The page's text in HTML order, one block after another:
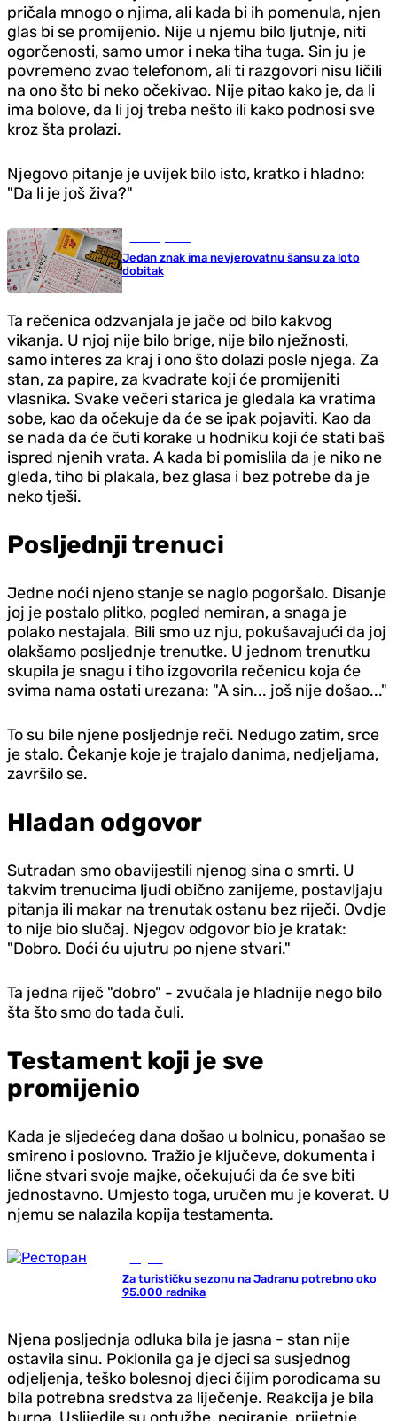
pričala mnogo o njima, ali kada bi ih pomenula, njen
glas bi se promijenio. Nije u njemu bilo ljutnje, niti
ogorčenosti, samo umor i neka tiha tuga. Sin ju je
povremeno zvao telefonom, ali ti razgovori nisu ličili
na ono što bi neko očekivao. Nije pitao kako je, da li
ima bolove, da li joj treba nešto ili kako podnosi sve
kroz šta prolazi.
Njegovo pitanje je uvijek bilo isto, kratko i hladno:
"Da li je još živa?"
Jedan znak ima nevjerovatnu šansu za loto
dobitak
Ta rečenica odzvanjala je jače od bilo kakvog
vikanja. U njoj nije bilo brige, nije bilo nježnosti,
samo interes za kraj i ono što dolazi posle njega. Za
stan, za papire, za kvadrate koji će promijeniti
vlasnika. Svake večeri starica je gledala ka vratima
sobe, kao da očekuje da će se ipak pojaviti. Kao da
se nada da će čuti korake u hodniku koji će stati baš
ispred njenih vrata. A kada bi pomislila da je niko ne
gleda, tiho bi plakala, bez glasa i bez potrebe da je
neko tješi.
Posljednji trenuci
Jedne noći njeno stanje se naglo pogoršalo. Disanje
joj je postalo plitko, pogled nemiran, a snaga je
polako nestajala. Bili smo uz nju, pokušavajući da joj
olakšamo posljednje trenutke. U jednom trenutku
skupila je snagu i tiho izgovorila rečenicu koja će
svima nama ostati urezana: "A sin... još nije došao..."
To su bile njene posljednje reči. Nedugo zatim, srce
je stalo. Čekanje koje je trajalo danima, nedjeljama,
završilo se.
Hladan odgovor
Sutradan smo obavijestili njenog sina o smrti. U
takvim trenucima ljudi obično zanijeme, postavljaju
pitanja ili makar na trenutak ostanu bez riječi. Ovdje
to nije bio slučaj. Njegov odgovor bio je kratak:
"Dobro. Doći ću ujutru po njene stvari."
Ta jedna riječ "dobro" - zvučala je hladnije nego bilo
šta što smo do tada čuli.
Testament koji je sve
promijenio
Kada je sljedećeg dana došao u bolnicu, ponašao se
smireno i poslovno. Tražio je ključeve, dokumenta i
lične stvari svoje majke, očekujući da će sve biti
jednostavno. Umjesto toga, uručen mu je koverat. U
njemu se nalazila kopija testamenta.
Za turističku sezonu na Jadranu potrebno oko
95.000 radnika
Njena posljednja odluka bila je jasna - stan nije
ostavila sinu. Poklonila ga je djeci sa susjednog
odjeljenja, teško bolesnoj djeci čijim porodicama su
bila potrebna sredstva za liječenje. Reakcija je bila